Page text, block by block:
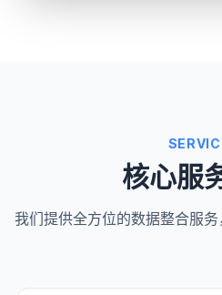
核心服
我们提供全方位的数据整合服